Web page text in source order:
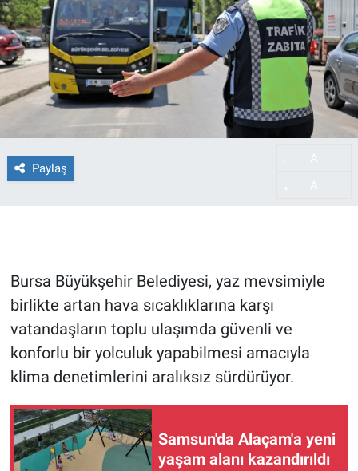
Paylaş
Bursa Büyükşehir Belediyesi, yaz mevsimiyle
birlikte artan hava sıcaklıklarına karşı
vatandaşların toplu ulaşımda güvenli ve
konforlu bir yolculuk yapabilmesi amacıyla
klima denetimlerini aralıksız sürdürüyor.
Samsun'da Alaçam'a yeni
yaşam alanı kazandırıldı